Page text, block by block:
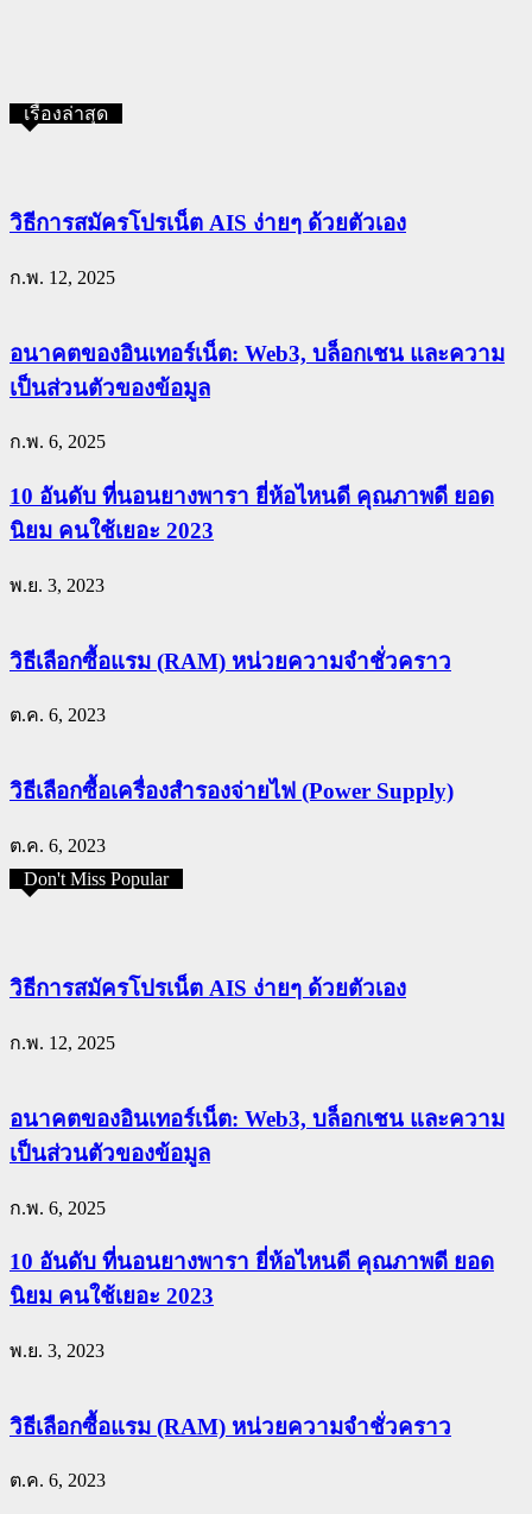
เรื่องล่าสุด
วิธีการสมัครโปรเน็ต AIS ง่ายๆ ด้วยตัวเอง
ก.พ. 12, 2025
อนาคตของอินเทอร์เน็ต: Web3, บล็อกเชน และความ
เป็นส่วนตัวของข้อมูล
ก.พ. 6, 2025
10 อันดับ ที่นอนยางพารา ยี่ห้อไหนดี คุณภาพดี ยอด
นิยม คนใช้เยอะ 2023
พ.ย. 3, 2023
วิธีเลือกซื้อแรม (RAM) หน่วยความจำชั่วคราว
ต.ค. 6, 2023
วิธีเลือกซื้อเครื่องสำรองจ่ายไฟ (Power Supply)
ต.ค. 6, 2023
Don't Miss Popular
วิธีการสมัครโปรเน็ต AIS ง่ายๆ ด้วยตัวเอง
ก.พ. 12, 2025
อนาคตของอินเทอร์เน็ต: Web3, บล็อกเชน และความ
เป็นส่วนตัวของข้อมูล
ก.พ. 6, 2025
10 อันดับ ที่นอนยางพารา ยี่ห้อไหนดี คุณภาพดี ยอด
นิยม คนใช้เยอะ 2023
พ.ย. 3, 2023
วิธีเลือกซื้อแรม (RAM) หน่วยความจำชั่วคราว
ต.ค. 6, 2023